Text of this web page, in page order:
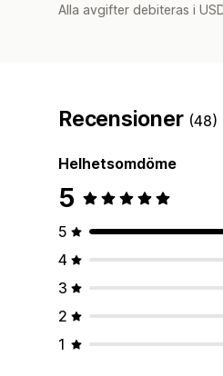
Alla avgifter debiteras i
Recensioner (48)
Helhetsomdöme
5
5
4
3
2
1